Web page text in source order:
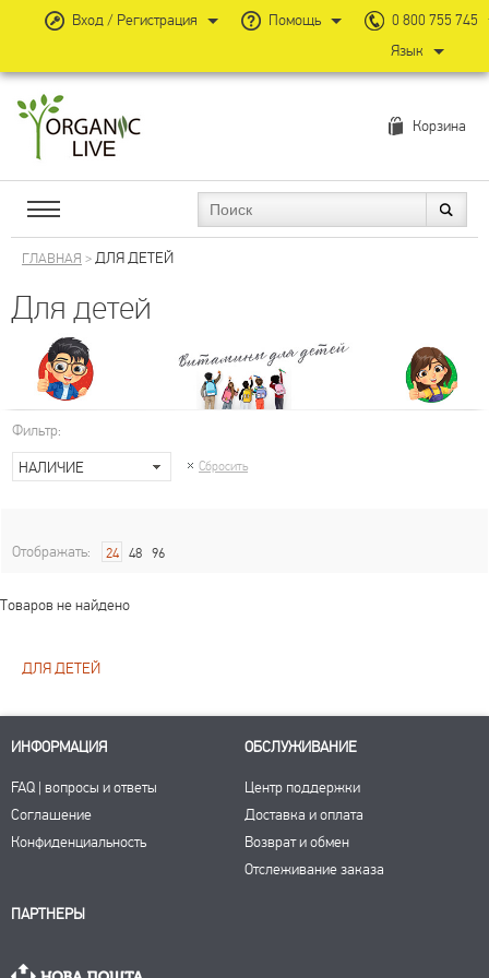
Корзина
ГЛАВНАЯ >ДЛЯ ДЕТЕЙ
Для детей
Фильтр:
НАЛИЧИЕ
Сбросить
Отображать: 24 48 96
Товаров не найдено
Вход / Регистрация Помощь
0 800 755 745
Язык
ДЛЯ ДЕТЕЙ
ИНФОРМАЦИЯ
FAQ | вопросы и ответы
Соглашение
Конфиденциальность
ОБСЛУЖИВАНИЕ
Центр поддержки
Доставка и оплата
Возврат и обмен
Отслеживание заказа
ПАРТНЕРЫ